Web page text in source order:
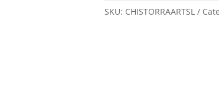
SKU: CHISTORRAARTSL